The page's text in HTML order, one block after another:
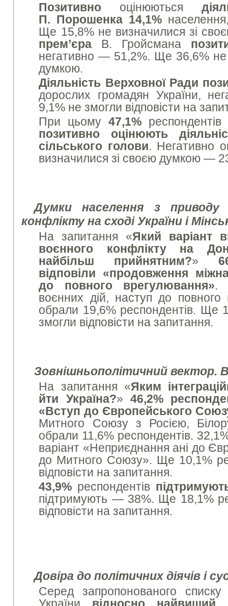
Позитивно оцінюються
П. Порошенка 14,1%
Ще 15,8% не визначилися зі
прем’єра В. Гройсмана
негативно — 51,2%. Ще 36,6% не
думкою.
Діяльність Верховної Ради
дорослих громадян України,
9,1% не змогли відповісти на
При цьому 47,1%
позитивно оцінюють
сільського голови. Негативно
визначилися зі своєю думкою —
Думки населення з приводу
конфлікту на сході України і
На запитання «Який варіант
воєнного конфлікту на
найбільш прийнятним?»
відповіли «продовження
до повного врегулювання».
воєнних дій, наступ до
обрали 19,6% респондентів. Ще
змогли відповісти на запитання.
Зовнішньополітичний вектор.
На запитання «Яким
йти Україна?» 46,2%
«Вступ до Європейського
Митного Союзу з Росією,
обрали 11,6% респондентів.
варіант «Неприєднання ані до
до Митного Союзу». Ще 10,1%
відповісти на запитання.
43,9% респондентів
підтримують — 38%. Ще 18,1%
відповісти на запитання.
Довіра до політичних діячів і
Серед запропонованого списку